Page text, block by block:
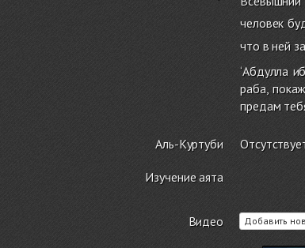
человек
что в ней
‘Абдулла
раба,
предам
Аль-Куртуби
Изучение аята
Видео Добавить